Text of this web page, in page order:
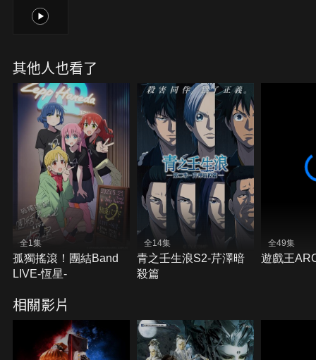
繼續著旅程的殤不患，來到了一家冷清的客棧酒館。
1
其他人也看了
全1集
孤獨搖滾！團結Band
LIVE-恆星-
全14集
青之壬生浪S2-芹澤暗
殺篇
全49集
遊戲王
相關影片